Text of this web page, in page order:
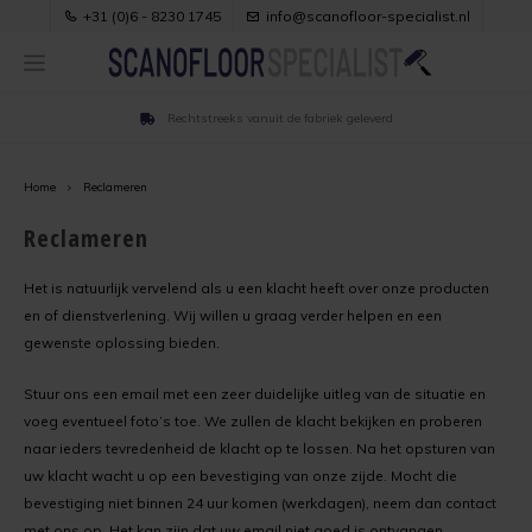
Hoofdmenu / producten
Belijningscoat
Dakcoat
Garagecoat
Gietvloercoat
Grindvloercoat
Hoofdmenu / adviezen
Zoek op ruimte
Anhydrietvloer verven
Balkonvloer verven
Belijning verven
Betonvloer verven
Hoofdmenu / handleiding
Kleur en Glans
Ondergrond
Verpakkingen
Verwerkingscondities
Voorbehandeling
Hoofdmenu / kleuren
RAL Kleuren voor vloerverf
NCS Kleuren voor vloerverf
Hoofdmenu / referenties
Laminaat verven met vloerverf
Linoleumvloer in woonhuis verven
Linoleumvloer met witte vloerverf opgefrist
Plavuizen verven met vloerverf
Stoere betonlook vloer
+31 (0)6 - 8230 1745 info@scanofloor-specialist.nl
Rechtstreeks vanuit de fabriek geleverd
Home Reclameren
Reclameren
Het is natuurlijk vervelend als u een klacht heeft over onze producten
en of dienstverlening. Wij willen u graag verder helpen en een
gewenste oplossing bieden.
Stuur ons een email met een zeer duidelijke uitleg van de situatie en
voeg eventueel foto’s toe. We zullen de klacht bekijken en proberen
naar ieders tevredenheid de klacht op te lossen. Na het opsturen van
uw klacht wacht u op een bevestiging van onze zijde. Mocht die
bevestiging niet binnen 24 uur komen (werkdagen), neem dan contact